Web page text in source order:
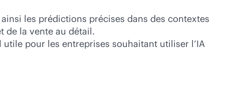
les prédictions précises dans des contextes
de la vente au détail.
utile pour les entreprises souhaitant utiliser l’IA